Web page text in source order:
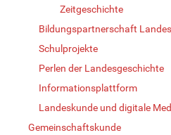
Zeitgeschichte
Bildungspartnerschaft
Schulprojekte
Perlen der Landesgeschichte
Informationsplattform
Landeskunde und digitale
Gemeinschaftskunde